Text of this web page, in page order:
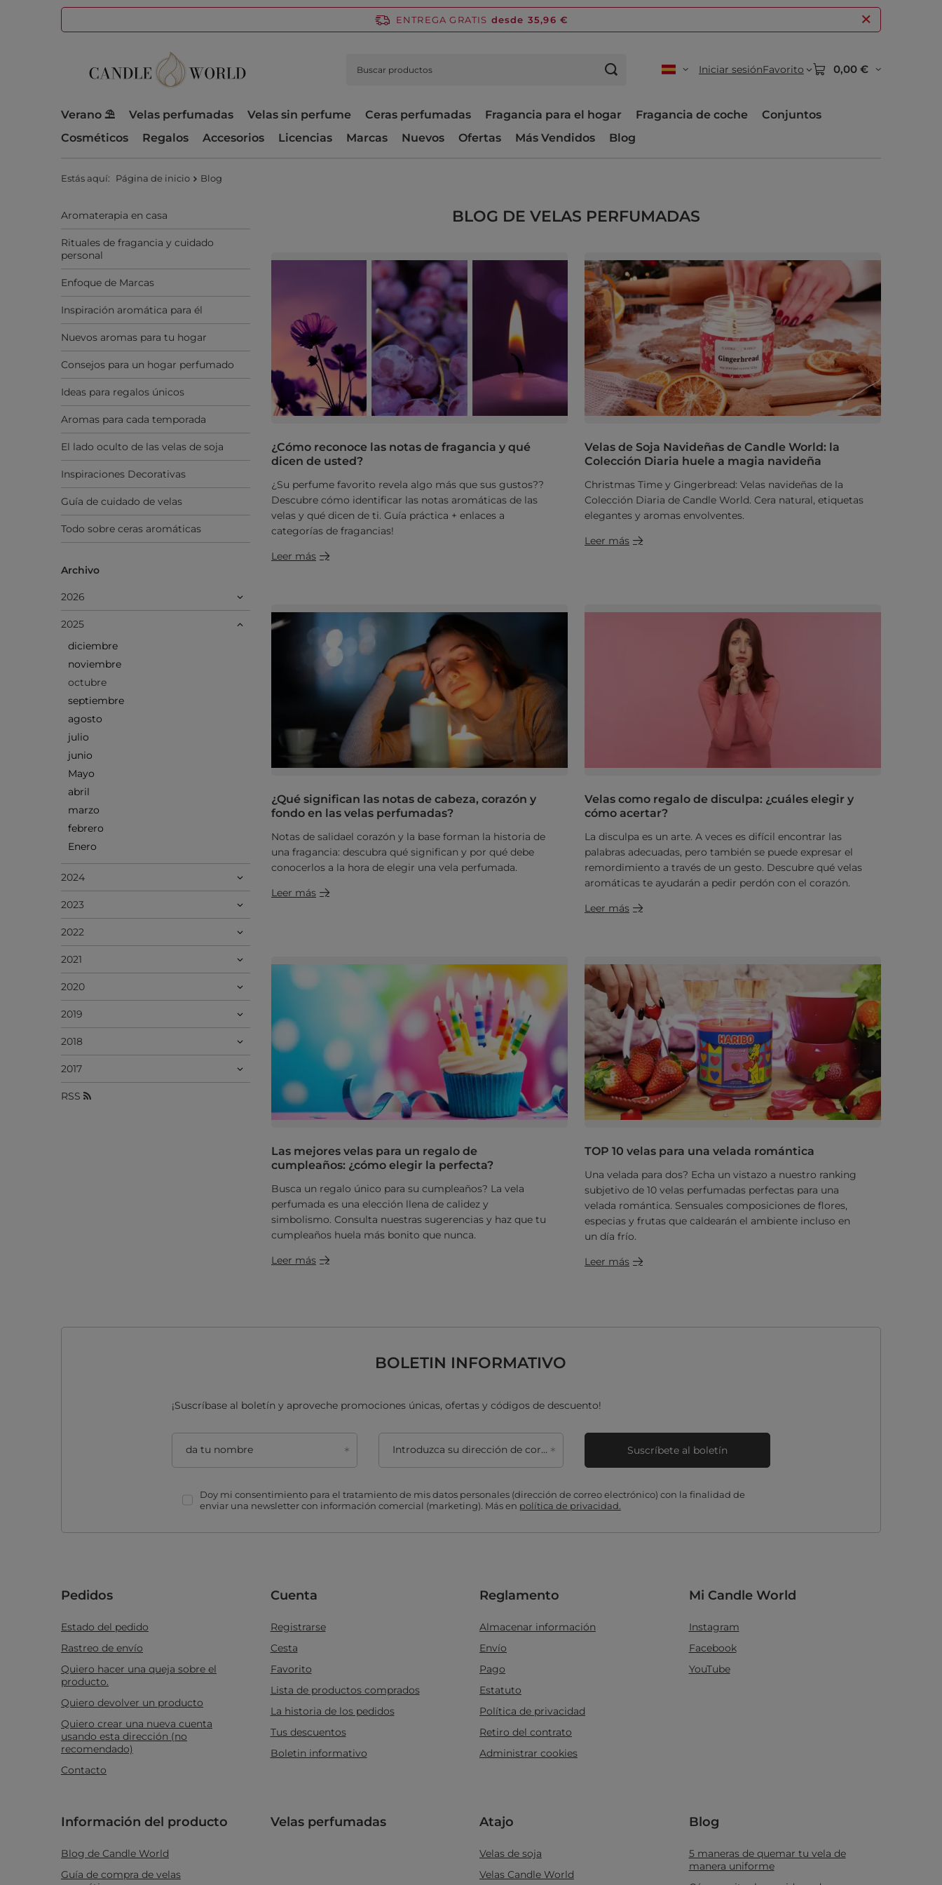
ENTREGA GRATIS desde 35,96 €
Iniciar sesiónFavorito 0,00 €
Verano ⛱️ Velas perfumadas Velas sin perfume Ceras perfumadas Fragancia para el hogar Fragancia de coche
Conjuntos
Cosméticos
Regalos Accesorios Licencias Marcas Nuevos Ofertas Más Vendidos Blog
Estás aquí: Página de inicio Blog
Aromaterapia en casa
Rituales de fragancia y cuidado
personal
Enfoque de Marcas
Inspiración aromática para él
Nuevos aromas para tu hogar
Consejos para un hogar perfumado
Ideas para regalos únicos
Aromas para cada temporada
El lado oculto de las velas de soja
Inspiraciones Decorativas
Guía de cuidado de velas
Todo sobre ceras aromáticas
Archivo
2026
2025
diciembre
noviembre
octubre
septiembre
agosto
julio
junio
Mayo
abril
marzo
febrero
Enero
2024
2023
2022
2021
2020
2019
2018
2017
RSS
BLOG DE VELAS PERFUMADAS
¿Cómo reconoce las notas de fragancia y qué
dicen de usted?
¿Su perfume favorito revela algo más que sus gustos??
Descubre cómo identificar las notas aromáticas de las
velas y qué dicen de ti. Guía práctica + enlaces a
categorías de fragancias!
Leer más
Velas de Soja Navideñas de Candle World: la
Colección Diaria huele a magia navideña
Christmas Time y Gingerbread: Velas navideñas de la
Colección Diaria de Candle World. Cera natural, etiquetas
elegantes y aromas envolventes.
Leer más
¿Qué significan las notas de cabeza, corazón y
fondo en las velas perfumadas?
Notas de salidael corazón y la base forman la historia de
una fragancia: descubra qué significan y por qué debe
conocerlos a la hora de elegir una vela perfumada.
Leer más
Velas como regalo de disculpa: ¿cuáles elegir y
cómo acertar?
La disculpa es un arte. A veces es difícil encontrar las
palabras adecuadas, pero también se puede expresar el
remordimiento a través de un gesto. Descubre qué velas
aromáticas te ayudarán a pedir perdón con el corazón.
Leer más
Las mejores velas para un regalo de
cumpleaños: ¿cómo elegir la perfecta?
Busca un regalo único para su cumpleaños? La vela
perfumada es una elección llena de calidez y
simbolismo. Consulta nuestras sugerencias y haz que tu
cumpleaños huela más bonito que nunca.
Leer más
TOP 10 velas para una velada romántica
Una velada para dos? Echa un vistazo a nuestro ranking
subjetivo de 10 velas perfumadas perfectas para una
velada romántica. Sensuales composiciones de flores,
especias y frutas que caldearán el ambiente incluso en
un día frío.
Leer más
BOLETIN INFORMATIVO
¡Suscríbase al boletín y aproveche promociones únicas, ofertas y códigos de descuento!
da tu nombre Introduzca su dirección de correo electrónico
Doy mi consentimiento para el tratamiento de mis datos personales (dirección de correo electrónico) con la finalidad de
enviar una newsletter con información comercial (marketing). Más en política de privacidad.
Suscríbete al boletín
Pedidos
Estado del pedido
Rastreo de envío
Quiero hacer una queja sobre el
producto.
Quiero devolver un producto
Quiero crear una nueva cuenta
usando esta dirección (no
recomendado)
Contacto
Cuenta
Registrarse
Cesta
Favorito
Lista de productos comprados
La historia de los pedidos
Tus descuentos
Boletin informativo
Reglamento
Almacenar información
Envío
Pago
Estatuto
Política de privacidad
Retiro del contrato
Administrar cookies
Mi Candle World
Instagram
Facebook
YouTube
Información del producto
Blog de Candle World
Guía de compra de velas
Velas perfumadas Atajo
Velas de soja
Velas Candle World
Blog
5 maneras de quemar tu vela de
manera uniforme